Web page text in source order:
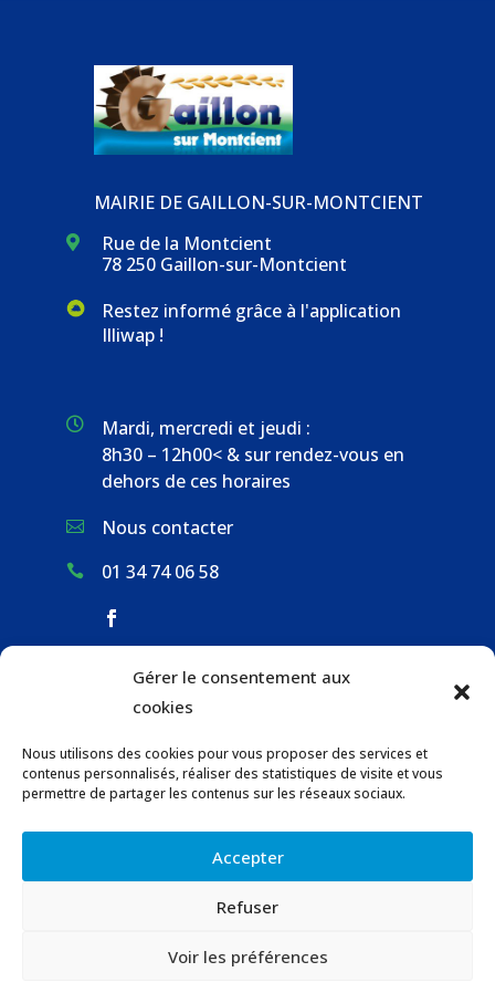
Gérer le consentement aux
cookies
Nous utilisons des cookies pour vous proposer des services et
contenus personnalisés, réaliser des statistiques de visite et vous
permettre de partager les contenus sur les réseaux sociaux.
Accepter
Refuser
Voir les préférences
MAIRIE DE GAILLON-SUR-MONTCIENT

Rue de la Montcient
78 250 Gaillon-sur-Montcient
Restez informé grâce à l'application
Illiwap !

Mardi, mercredi et jeudi :
8h30 – 12h00< & sur rendez-vous en
dehors de ces horaires
 Nous contacter
 01 34 74 06 58
GESTION DES DÉCHETS
URBANISME
COMMUNICATIONS DE LA MAIRIE
LOCATION DE SALLES COMMUNALES
© 2023 Gaillon-sur-Montcient –Contact